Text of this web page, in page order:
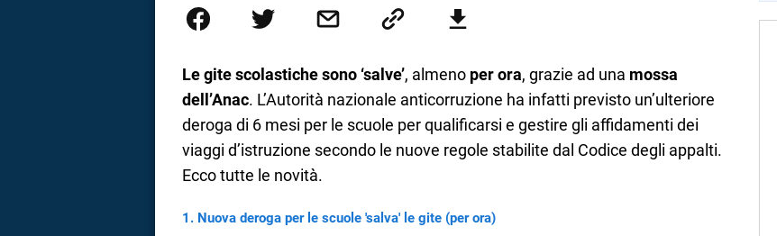
più fermata. L’attualità è il mio pane quotidiano, i libri la mia via per evadere e viaggiare con
la mente.
Le gite scolastiche sono ‘salve’, almeno per ora, grazie ad una mossa
dell’Anac. L’Autorità nazionale anticorruzione ha infatti previsto un’ulteriore
deroga di 6 mesi per le scuole per qualificarsi e gestire gli affidamenti dei
viaggi d’istruzione secondo le nuove regole stabilite dal Codice degli appalti.
Ecco tutte le novità.
Nuova deroga per le scuole 'salva' le gite (per ora)